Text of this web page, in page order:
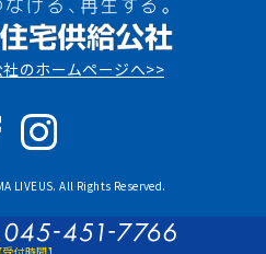
のホームページへ>>
LIVEUS. All Rights Reserved.